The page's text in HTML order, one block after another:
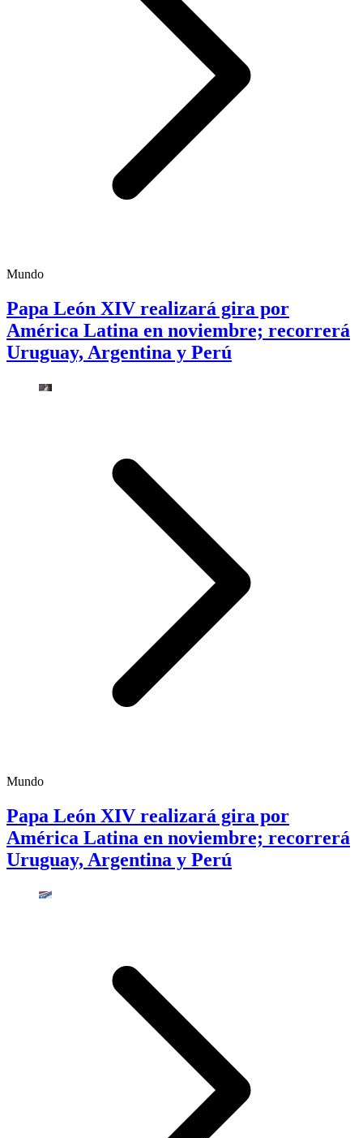
Mundo
Papa León XIV realizará gira por
América Latina en noviembre; recorrerá
Uruguay, Argentina y Perú
Mundo
Papa León XIV realizará gira por
América Latina en noviembre; recorrerá
Uruguay, Argentina y Perú